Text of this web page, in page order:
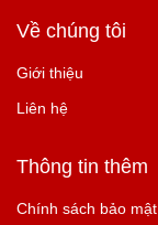
Về chúng tôi
Giới thiệu
Liên hệ
Thông tin thêm
Chính sách bảo mật